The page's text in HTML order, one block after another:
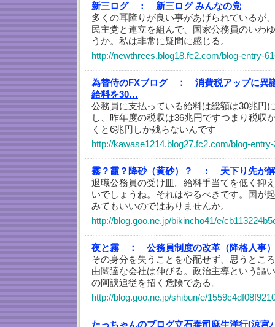
新三ログ ：
新三ログ みんなの党
多くの耳障りが良い事があげられているが
民主党と連立を組んで、国家公務員のいわ
うか。私は非常に疑問に感じる。
http://newthrees.blog18.fc2.com/blog-entry-
為替侍のFXブログ ：
消費税アップに異
給料を30…
公務員に支払っている給料は総額は30兆円
し、昨年度の税収は36兆円ですつまり税収
くと6兆円しか残らないんです
http://kawase1214.blog27.fc2.com/blog-
霧？霞？降砂（黄砂）？ ：
天下り先が
退職公務員の受け皿。給料手当てを低く抑
いでしょうね。それはやるべきです。国が
みてもいいのではありませんか。
http://blog.goo.ne.jp/bikincho41/e/
夜と霧 ：
公務員制度の改革（降格人事
その身分を失うことを心配せず、思うとこ
由闊達な会社は伸びる。政治主導という謳
の阿諛追従を招く危険である。
http://blog.goo.ne.jp/shibun/e/
たっちゃんのブログ立石泰司麻生洋行(涼